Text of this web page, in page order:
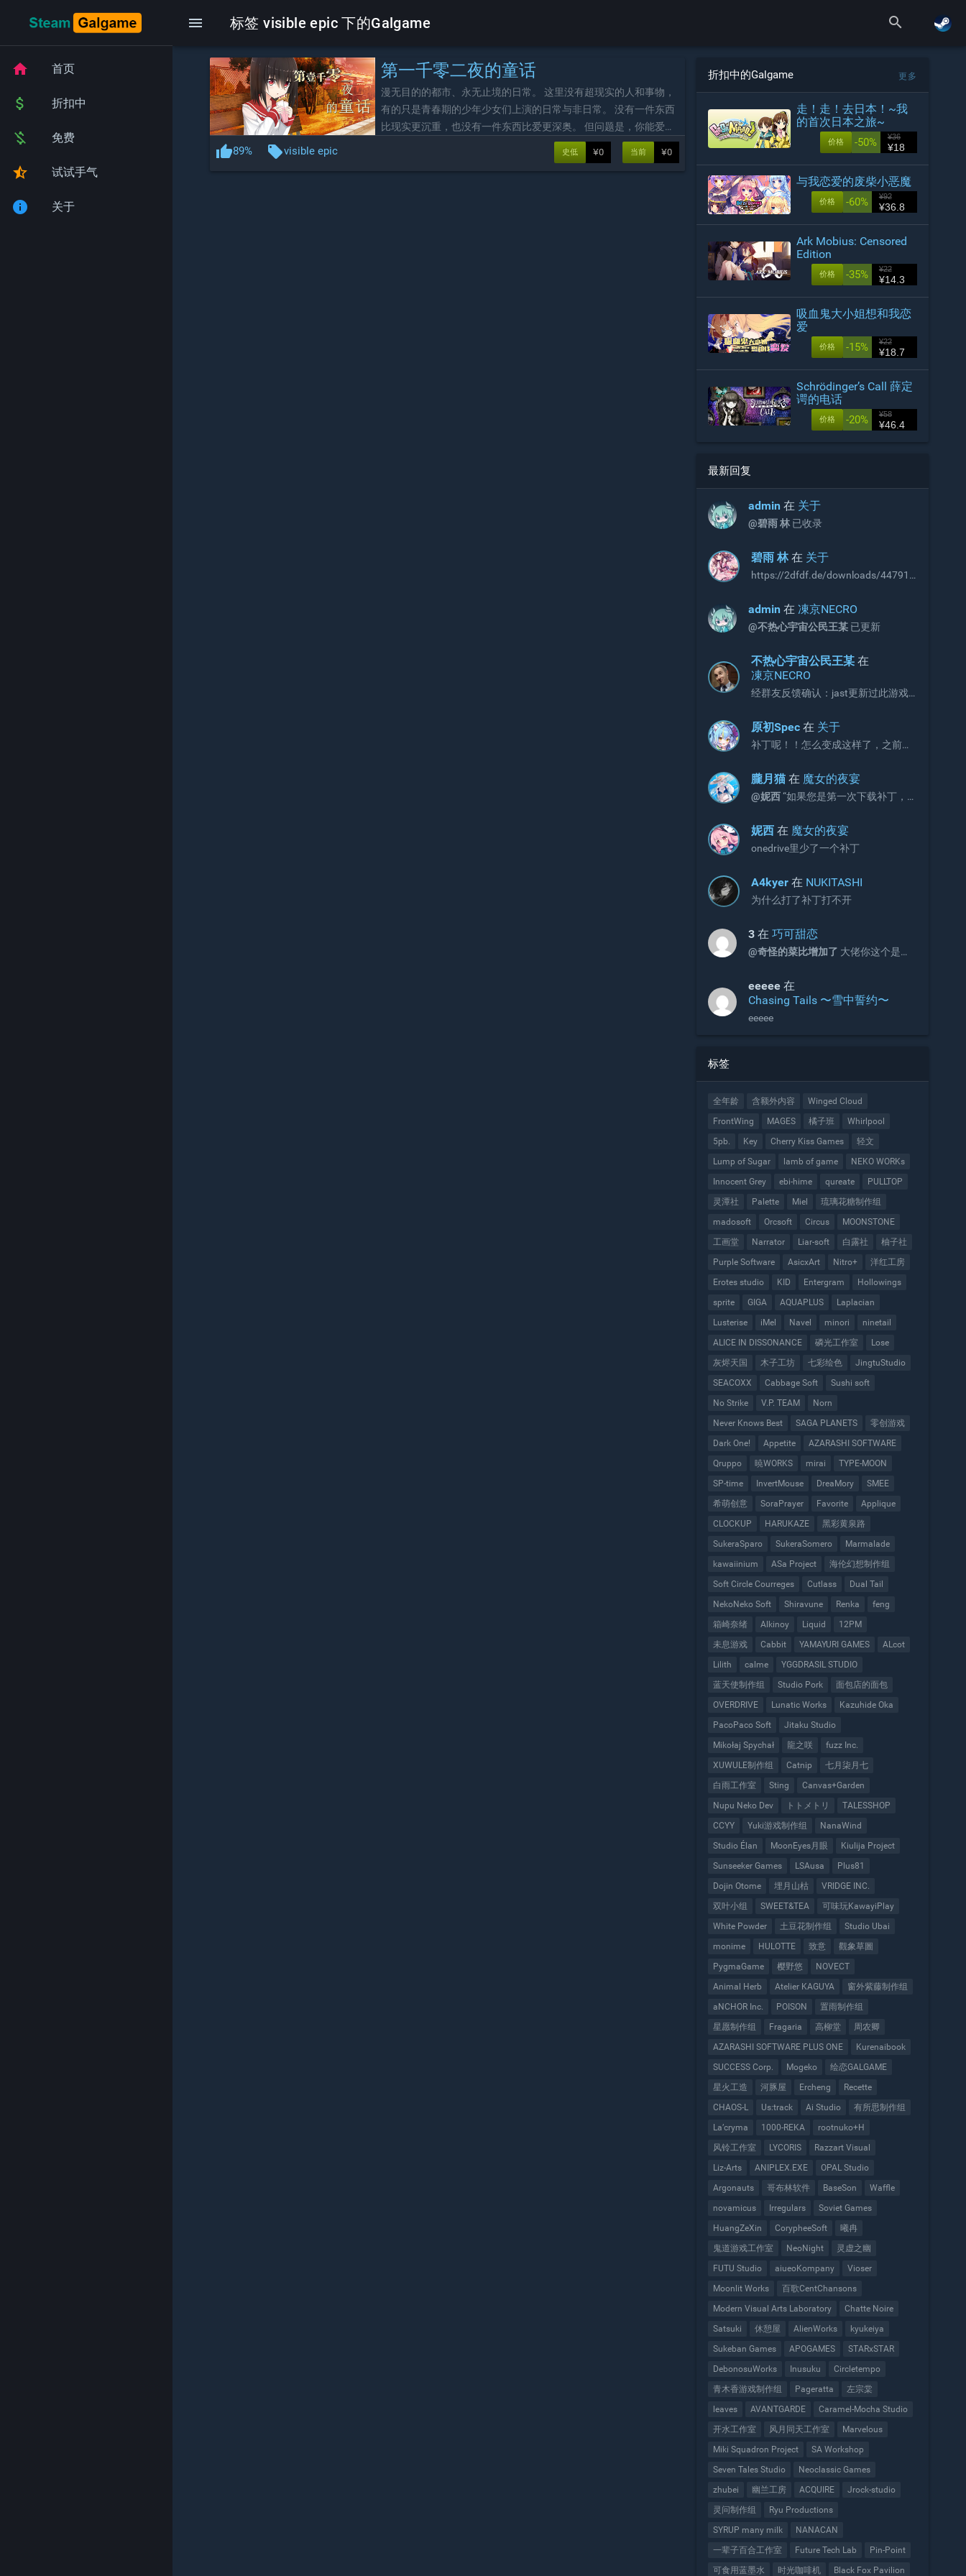
menu 标签 visible epic 下的Galgame search
home 首页
attach_money 折扣中
money_off 免费
star_half 试试手气
info 关于
第一千零二夜的童话
漫无目的的都市、永无止境的日常。 这里没有超现实的人和事物，
有的只是青春期的少年少女们上演的日常与非日常。 没有一件东西
比现实更沉重，也没有一件东西比爱更深奥。 但问题是，你能爱上
那个不完美、不梦幻、甚至满身疮痍的对象吗？ 你能爱上你自己
thumb_up89% local_offervisible epic ¥0
当前
¥0
史低
折扣中的Galgame 更多
走！走！去日本！~我
的首次日本之旅~
-50% ¥36
¥18
价格
与我恋爱的废柴小恶魔
-60% ¥92
¥36.8
价格
Ark Mobius: Censored
Edition
-35% ¥22
¥14.3
价格
吸血鬼大小姐想和我恋
爱
-15% ¥22
¥18.7
价格
Schrödinger’s Call 薛定
谔的电话
-20% ¥58
¥46.4
价格
最新回复
admin 在 关于
@碧雨 林 已收录
碧雨 林 在 关于
https://2dfdf.de/downloads/44791
R18补丁，无需积分即可下载，站长
可以考虑收录
admin 在凍京NECRO
@不热心宇宙公民王某 已更新
不热心宇宙公民王某 在
凍京NECRO
经群友反馈确认：jast更新过此游戏
的问题。 V3版本补丁官方链接如下，
请更新官网链接与onedrive文件：
https://jaststore.com/zh...
原初Spec 在 关于
补丁呢！！怎么变成这样了，之前不
朧月猫 在 魔女的夜宴
@妮西“如果您是第一次下载补丁，
额外下载增益更新补丁。”
妮西 在 魔女的夜宴
onedrive里少了一个补丁
A4kyer 在 NUKITASHI
为什么打了补丁打不开
3 在巧可甜恋
@奇怪的菜比增加了
eeeee 在
Chasing Tails 〜雪中誓约〜
eeeee
标签
全年龄 含额外内容
Winged Cloud
FrontWing
MAGES 橘子班
Whirlpool
5pb.
Key Cherry Kiss Games
轻文
Lump of Sugar
lamb of game
NEKO WORKs
Innocent Grey
ebi-hime qureate
PULLTOP
灵潭社
Palette Miel
琉璃花糖制作组
madosoft
Orcsoft Circus
MOONSTONE
工画堂
Narrator Liar-soft 白露社
柚子社
Purple Software
AsicxArt Nitro+
洋红工房
Erotes studio
KID Entergram
Hollowings
sprite
GIGA AQUAPLUS
Laplacian
Lusterise
iMel Navel minori
ninetail
ALICE IN DISSONANCE
磷光工作室
Lose
灰烬天国
木子工坊 七彩绘色
JingtuStudio
SEACOXX
Cabbage Soft
Sushi soft
No Strike
V.P. TEAM
Norn
Never Knows Best
SAGA PLANETS
零创游戏
Dark One!
Appetite
AZARASHI SOFTWARE
Qruppo
暁WORKS mirai
TYPE-MOON
SP-time
InvertMouse DreaMory
SMEE
希萌创意
SoraPrayer Favorite
Applique
CLOCKUP
HARUKAZE
黑彩黄泉路
SukeraSparo
SukeraSomero
Marmalade
kawaiinium
ASa Project
海伦幻想制作组
Soft Circle Courreges
Cutlass
Dual Tail
NekoNeko Soft
Shiravune Renka
feng
箱崎奈绪
Alkinoy Liquid
12PM
未息游戏
Cabbit YAMAYURI GAMES
ALcot
Lilith
calme
YGGDRASIL STUDIO
蓝天使制作组
Studio Pork
面包店的面包
OVERDRIVE
Lunatic Works
Kazuhide Oka
PacoPaco Soft
Jitaku Studio
Mikołaj Spychał
龍之咲
fuzz Inc.
XUWULE制作组
Catnip
七月柒月七
白雨工作室
Sting
Canvas+Garden
Nupu Neko Dev
トトメトリ
TALESSHOP
CCYY
Yuki游戏制作组
NanaWind
Studio Élan
MoonEyes月眼
Kiulija Project
Sunseeker Games
LSAusa
Plus81
Dojin Otome
埋月山枯
VRIDGE INC.
双叶小组
SWEET&TEA
可味玩KawayiPlay
White Powder
土豆花制作组
Studio Ubai
monime
HULOTTE 致意
觀象草圖
PygmaGame
樱野悠
NOVECT
Animal Herb
Atelier KAGUYA
窗外紫藤制作组
aNCHOR Inc.
POISON
置雨制作组
星愿制作组
Fragaria 高柳堂
周农卿
AZARASHI SOFTWARE PLUS ONE
Kurenaibook
SUCCESS Corp.
Mogeko
绘恋GALGAME
星火工造
河豚屋 Ercheng
Recette
CHAOS-L
Us:track Ai Studio
有所思制作组
La’cryma
1000-REKA
rootnuko+H
风铃工作室
LYCORIS
Razzart Visual
Liz-Arts
ANIPLEX.EXE
OPAL Studio
Argonauts
哥布林软件 BaseSon
Waffle
novamicus
Irregulars
Soviet Games
HuangZeXin
CorypheeSoft
曦冉
鬼道游戏工作室
NeoNight
灵虚之幽
FUTU Studio
aiueoKompany
Vioser
Moonlit Works
百歌CentChansons
Modern Visual Arts Laboratory
Chatte Noire
Satsuki
休憩屋 AlienWorks
kyukeiya
Sukeban Games
APOGAMES
STARxSTAR
DebonosuWorks
Inusuku
Circletempo
青木香游戏制作组
Pageratta
左宗棠
leaves
AVANTGARDE
Caramel-Mocha Studio
开水工作室
风月同天工作室
Marvelous
Miki Squadron Project
SA Workshop
Seven Tales Studio
Neoclassic Games
zhubei
幽兰工房 ACQUIRE
Jrock-studio
灵问制作组
Ryu Productions
SYRUP many milk
NANACAN
一辈子百合工作室
Future Tech Lab
Pin-Point
可食用蓝墨水
时光咖啡机 Black Fox Pavilion